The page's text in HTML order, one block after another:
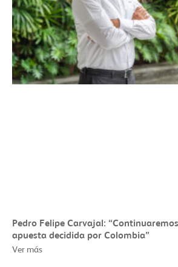
Pedro Felipe Carvajal:
apuesta decidida por Colombia”
Ver más